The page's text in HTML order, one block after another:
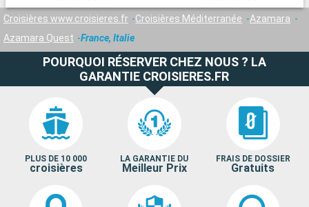
Croisières www.croisieres.fr Croisières Méditerranée
Azamara
Azamara Quest
France, Italie
POURQUOI RÉSERVER CHEZ NOUS ? LA
GARANTIE CROISIERES.FR
PLUS DE 10 000
croisières
LA GARANTIE DU
Meilleur Prix
FRAIS DE DOSSIER
Gratuits